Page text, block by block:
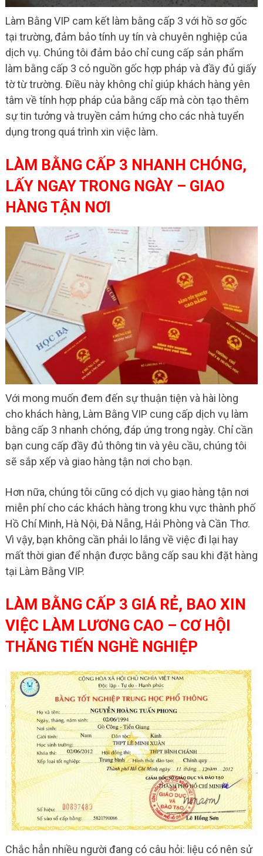
Làm Bằng VIP cam kết làm bằng cấp 3 với hồ sơ gốc
tại trường, đảm bảo tính uy tín và chuyên nghiệp của
dịch vụ. Chúng tôi đảm bảo chỉ cung cấp sản phẩm
làm bằng cấp 3 có nguồn gốc hợp pháp và đầy đủ giấy
tờ từ trường. Điều này không chỉ giúp khách hàng yên
tâm về tính hợp pháp của bằng cấp mà còn tạo thêm
sự tin tưởng và truyền cảm hứng cho các nhà tuyển
dụng trong quá trình xin việc làm.
LÀM BẰNG CẤP 3 NHANH CHÓNG,
LẤY NGAY TRONG NGÀY – GIAO
HÀNG TẬN NƠI
Với mong muốn đem đến sự thuận tiện và hài lòng
cho khách hàng, Làm Bằng VIP cung cấp dịch vụ làm
bằng cấp 3 nhanh chóng, đáp ứng trong ngày. Chỉ cần
bạn cung cấp đầy đủ thông tin và yêu cầu, chúng tôi
sẽ sắp xếp và giao hàng tận nơi cho bạn.
Hơn nữa, chúng tôi cũng có dịch vụ giao hàng tận nơi
miễn phí cho các khách hàng trong khu vực thành phố
Hồ Chí Minh, Hà Nội, Đà Nẵng, Hải Phòng và Cần Thơ.
Vì vậy, bạn không cần phải lo lắng về việc đi lại hay
mất thời gian để nhận được bằng cấp sau khi đặt hàng
tại Làm Bằng VIP.
LÀM BẰNG CẤP 3 GIÁ RẺ, BAO XIN
VIỆC LÀM LƯƠNG CAO – CƠ HỘI
THĂNG TIẾN NGHỀ NGHIỆP
Chắc hẳn nhiều người đang có câu hỏi: liệu có nên sử